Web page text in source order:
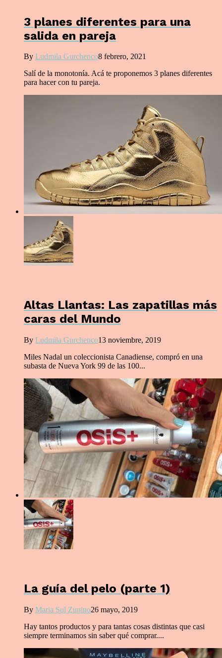
3 planes diferentes para una
salida en pareja
By Ludmila Gurchenco8 febrero, 2021
Salí de la monotonía. Acá te proponemos 3 planes diferentes
para hacer con tu pareja.
Altas Llantas: Las zapatillas más
caras del Mundo
By Ludmila Gurchenco13 noviembre, 2019
Miles Nadal un coleccionista Canadiense, compró en una
subasta de Nueva York 99 de las 100...
La guía del pelo (parte 1)
By Maria Sol Zunino26 mayo, 2019
Hay tantos productos y para tantas cosas distintas que casi
siempre terminamos sin saber qué comprar....